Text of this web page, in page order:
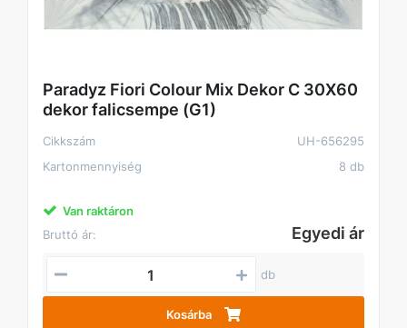
Paradyz Fiori Colour Mix Dekor C 30X60
dekor falicsempe (G1)
Cikkszám
UH-656295
Kartonmennyiség
8 db
Van raktáron
Bruttó ár:
Egyedi ár
db
Kosárba